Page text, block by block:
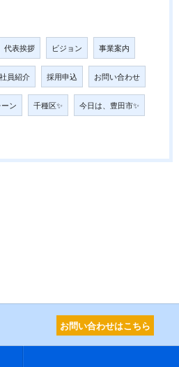
代表挨拶 ビジョン 事業案内
社員紹介 採用申込 お問い合わせ
ン 千種区✨ 今日は、豊田市✨
お問い合わせはこちら